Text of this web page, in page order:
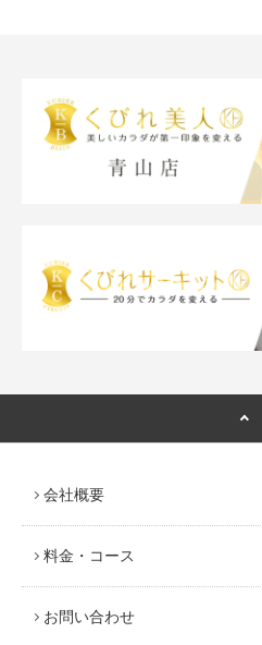
会社概要
料金・コース
お問い合わせ